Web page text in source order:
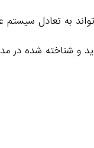
به تعادل
و شناخته شده در